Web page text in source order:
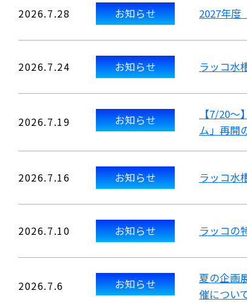
2026.7.28 お知らせ 2027年
2026.7.24 お知らせ ラッコ水
2026.7.19 お知らせ
【7/20
ム」再開
2026.7.16 お知らせ ラッコ水
2026.7.10 お知らせ ラッコの
2026.7.6 お知らせ
夏の企画
催につい